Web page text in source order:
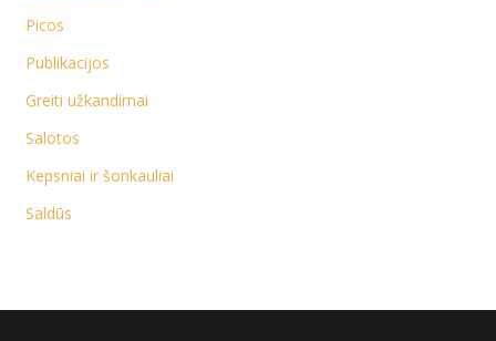
Picos
Publikacijos
Greiti užkandimai
Salotos
Kepsniai ir šonkauliai
Saldūs